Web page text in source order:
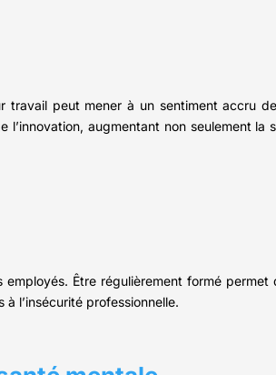
travail peut mener à un sentiment accru
augmentant non seulement la
Être régulièrement formé
l’insécurité professionnelle.